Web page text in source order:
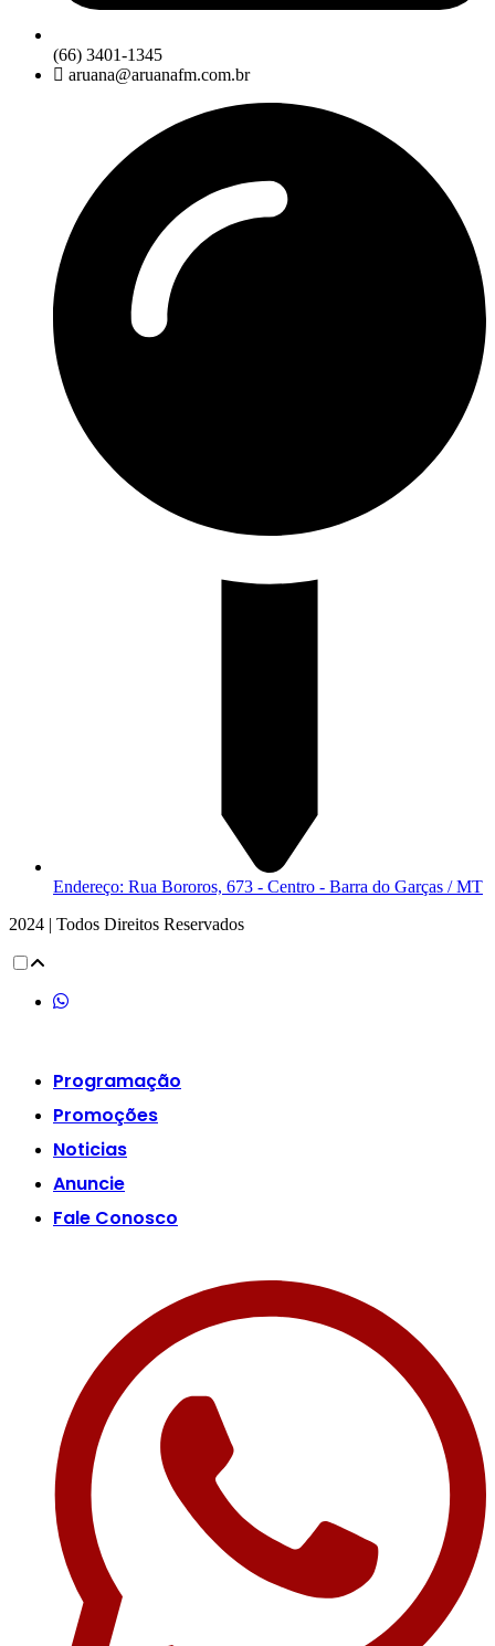
(66) 3401-1345
aruana@aruanafm.com.br
Endereço: Rua Bororos, 673 - Centro - Barra do Garças / MT
2024 | Todos Direitos Reservados
Programação
Promoções
Noticias
Anuncie
Fale Conosco